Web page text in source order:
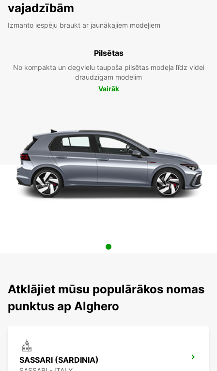
vajadzībām
Izmanto iespēju braukt ar jaunākajiem modeļiem
Pilsētas
No kompakta un degvielu taupoša pilsētas modeļa līdz videi
draudzīgam modelim
Vairāk
Atklājiet mūsu populārākos nomas
punktus ap Alghero
SASSARI (SARDINIA)